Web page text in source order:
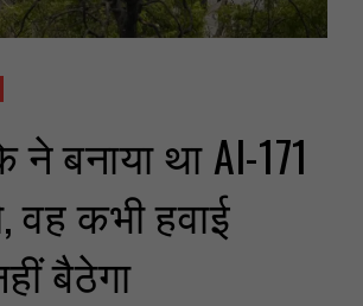
बनाया था AI-171
वह कभी हवाई
बैठेगा